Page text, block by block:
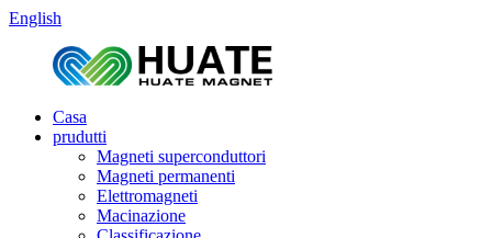
English
Casa
prudutti
Magneti superconduttori
Magneti permanenti
Elettromagneti
Macinazione